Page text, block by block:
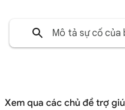
Xem qua các chủ đề trợ